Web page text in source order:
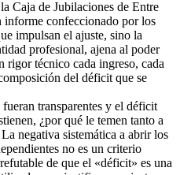
Caja de Jubilaciones de Entre
informe confeccionado por los
impulsan el ajuste, sino la
profesional, ajena al poder
rigor técnico cada ingreso, cada
del déficit que se
transparentes y el déficit
¿por qué le temen tanto a
negativa sistemática a abrir los
no es un criterio
de que el «déficit» es una